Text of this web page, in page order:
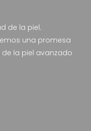
de la piel.
una promesa
la piel avanzado